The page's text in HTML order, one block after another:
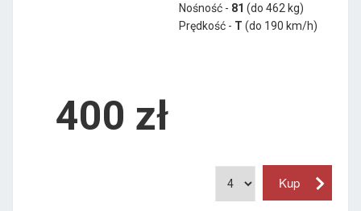
Nośność - 81 (do 462 kg)
Prędkość - T (do 190 km/h)
400 zł